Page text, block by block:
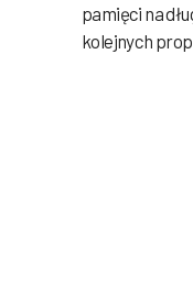
pamięci na
kolejnych